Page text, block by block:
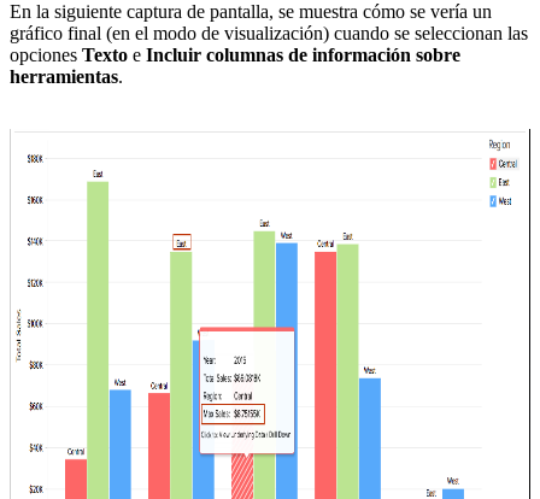
En la siguiente captura de pantalla, se muestra cómo se vería un
gráfico final (en el modo de visualización) cuando se seleccionan las
opciones Texto e Incluir columnas de información sobre
herramientas.